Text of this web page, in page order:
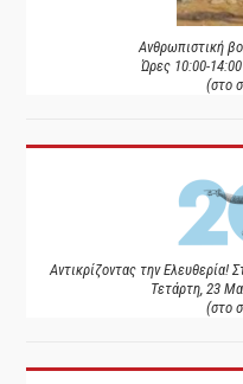
Ανθρωπιστική
Ώρες 10:00-
(στο
Αντικρίζοντας την Ελευθερία!
Τετάρτη, 23
(στο